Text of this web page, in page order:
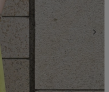
次の